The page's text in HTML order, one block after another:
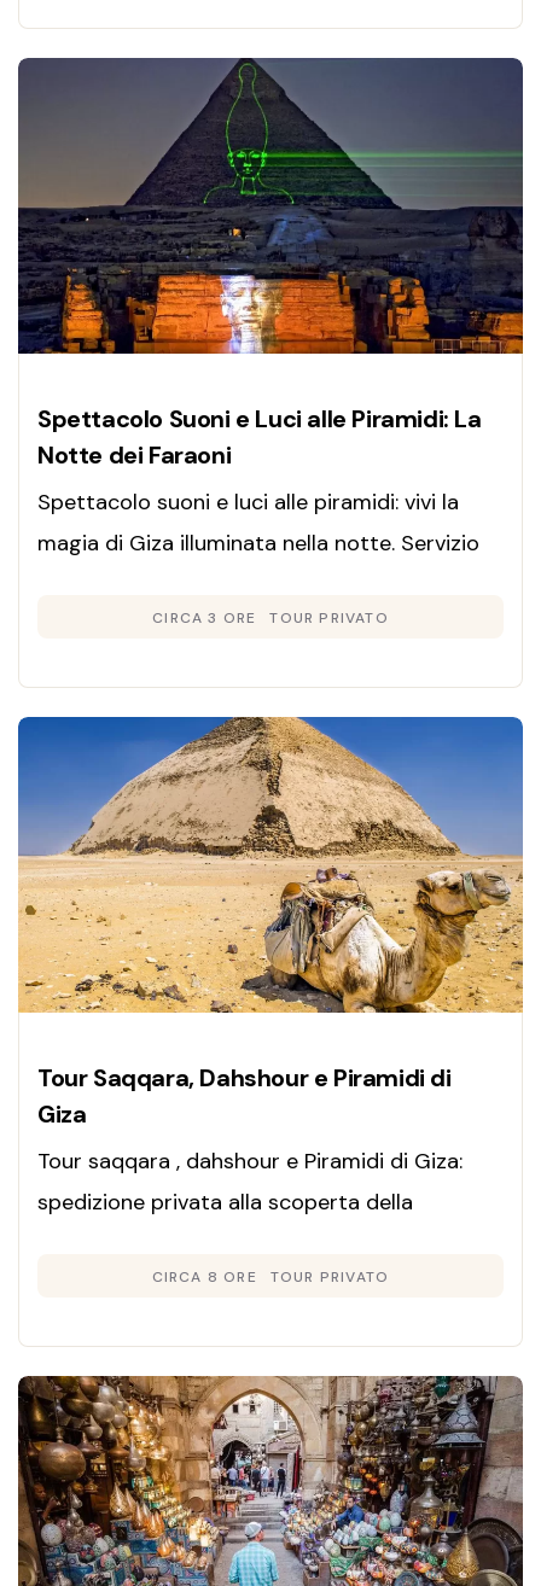
Spettacolo Suoni e Luci alle Piramidi: La
Notte dei Faraoni
Spettacolo suoni e luci alle piramidi: vivi la
magia di Giza illuminata nella notte. Servizio
assistenza in italiano.
CIRCA 3 ORE TOUR PRIVATO
Tour Saqqara, Dahshour e Piramidi di
Giza
Tour saqqara , dahshour e Piramidi di Giza:
spedizione privata alla scoperta della
Guida in italiano e auto.
CIRCA 8 ORE TOUR PRIVATO